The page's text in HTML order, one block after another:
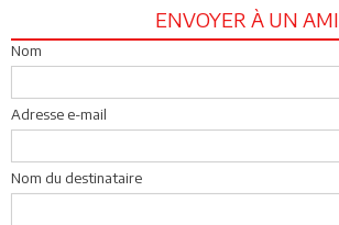
ENVOYER À UN AMI
Nom
Adresse e-mail
Nom du destinataire